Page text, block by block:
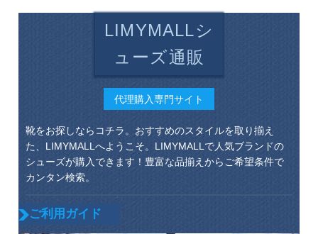
LIMYMALLシ
ューズ通販
代理購入専門サイト
靴をお探しならコチラ。おすすめのスタイルを取り揃え
た、LIMYMALLへようこそ。LIMYMALLで人気ブランドの
シューズが購入できます！豊富な品揃えからご希望条件で
カンタン検索。
ご利用ガイド